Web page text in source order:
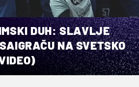
DUH: SLAVLJE
NA SVETSKO